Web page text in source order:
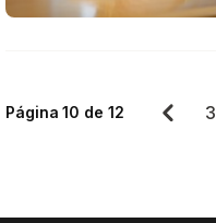
Página 10 de 12 3